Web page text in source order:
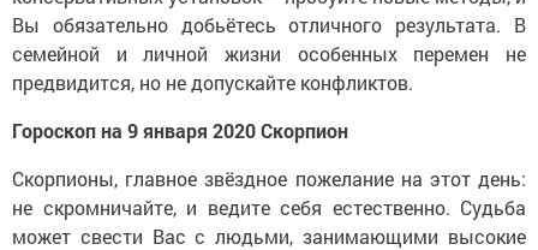
Вы обязательно добьётесь отличного результата. В
семейной и личной жизни особенных перемен не
предвидится, но не допускайте конфликтов.
Гороскоп на 9 января 2020 Скорпион
Скорпионы, главное звёздное пожелание на этот день:
не скромничайте, и ведите себя естественно. Судьба
может свести Вас с людьми, занимающими высокие